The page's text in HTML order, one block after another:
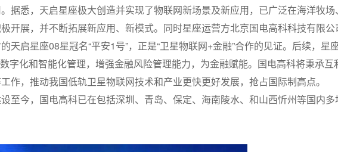
据悉，天启星座极大创造并实现了物联网新场景及新应用，已广泛在海洋牧
开展，并不断拓展新应用、新模式。同时星座运营方北京国电高科科技有限
启星座08星冠名“平安1号”，正是“卫星物联网+金融”合作的见证。后续，星
字化和智能化管理，增强金融风险管理能力，为金融赋能。国电高科将秉承
，推动我国低轨卫星物联网技术和产业更快更好发展，抢占国际制高点。
至今，国电高科已在包括深圳、青岛、保定、海南陵水、和山西忻州等国内